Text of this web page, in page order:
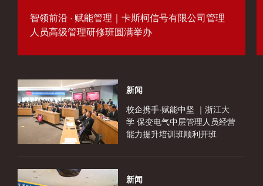
新闻
校企携手·赋能中坚 ｜浙江大
学 保变电气中层管理人员经营
能力提升培训班顺利开班
新闻
智领前沿 · 赋能管理｜卡斯柯信号有限公司管理
人员高级管理研修班圆满举办